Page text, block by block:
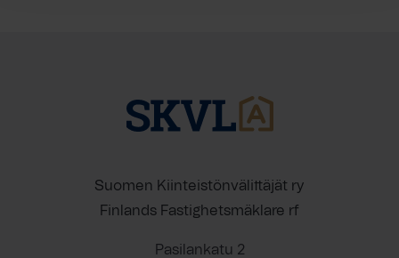
Suomen Kiinteistönvälittäjät ry
Finlands Fastighetsmäklare rf
Pasilankatu 2